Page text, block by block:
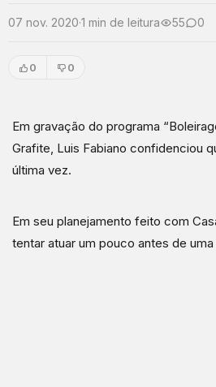
07 nov. 2020·1 min de leitura 55 0
0 0
Em gravação do programa
Grafite, Luis Fabiano confidenciou
última vez.
Em seu planejamento feito com
tentar atuar um pouco antes de